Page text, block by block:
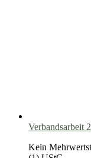
Verbandsarbeit
Kein